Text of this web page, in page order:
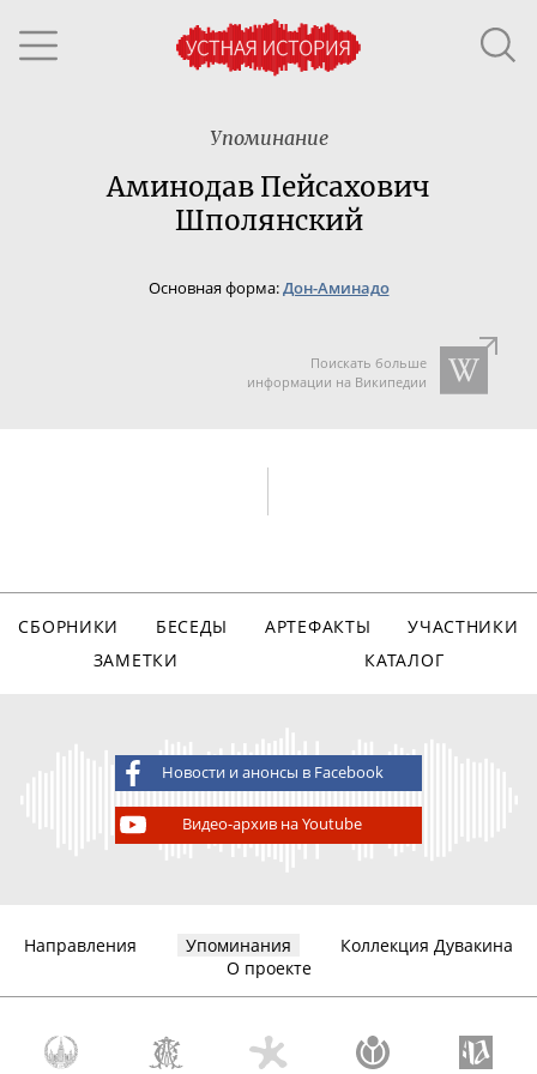
Упоминание
Аминодав Пейсахович
Шполянский
Основная форма:Дон-Аминадо
Поискать больше
информации на Википедии
СБОРНИКИ БЕСЕДЫ АРТЕФАКТЫ
УЧАСТНИКИ
ЗАМЕТКИ
КАТАЛОГ
Новости и анонсы в Facebook
Видео-архив на Youtube
Направления Упоминания
Коллекция Дувакина
О проекте